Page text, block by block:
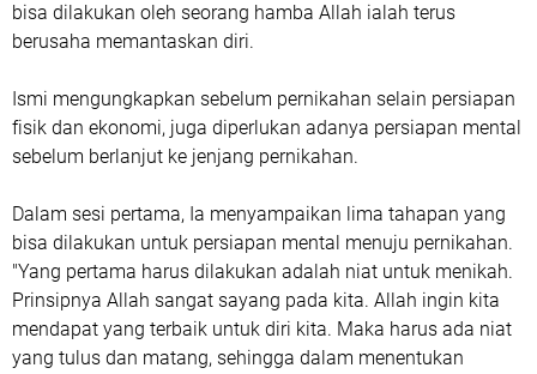
bisa dilakukan oleh seorang hamba Allah ialah terus
berusaha memantaskan diri.
Ismi mengungkapkan sebelum pernikahan selain persiapan
fisik dan ekonomi, juga diperlukan adanya persiapan mental
sebelum berlanjut ke jenjang pernikahan.
Dalam sesi pertama, Ia menyampaikan lima tahapan yang
bisa dilakukan untuk persiapan mental menuju pernikahan.
"Yang pertama harus dilakukan adalah niat untuk menikah.
Prinsipnya Allah sangat sayang pada kita. Allah ingin kita
mendapat yang terbaik untuk diri kita. Maka harus ada niat
yang tulus dan matang, sehingga dalam menentukan